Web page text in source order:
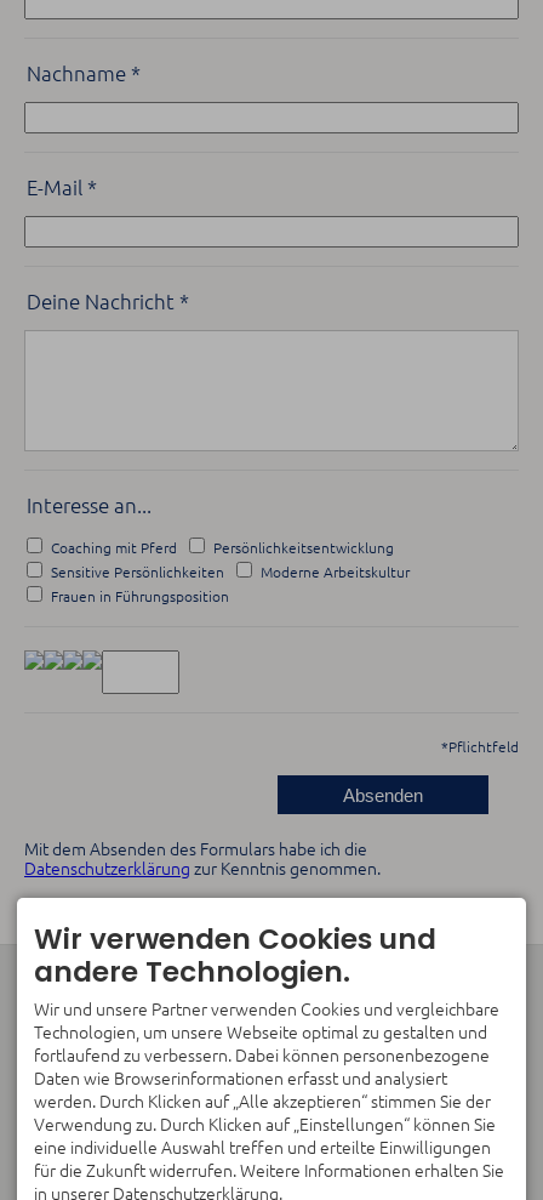
Nachname*
E-Mail *
Deine Nachricht *
Interesse an...
Coaching mit Pferd
Persönlichkeitsentwicklung
Sensitive Persönlichkeiten
Moderne Arbeitskultur
Frauen in Führungsposition
*Pflichtfeld
Mit dem Absenden des Formulars habe ich die
Datenschutzerklärung zur Kenntnis genommen.
KONTAKT
Anja Carretero
Prof.-Angermair-Ring 34
85748 Garching Bei
München
DEUTSCHLAND
info@anja-carretero.de
CLARITY
Coaching für Frauen in
Verantwortung.
Klar bleiben. Auch unter
Druck.
KLARHEIT BEGINNT MIT
EINEM GESPRÄCH.
München | Online
Wir verwenden Cookies und
andere Technologien.
Wir und unsere Partner verwenden Cookies und vergleichbare
Technologien, um unsere Webseite optimal zu gestalten und
fortlaufend zu verbessern. Dabei können personenbezogene
Daten wie Browserinformationen erfasst und analysiert
werden. Durch Klicken auf „Alle akzeptieren“ stimmen Sie der
Verwendung zu. Durch Klicken auf „Einstellungen“ können Sie
eine individuelle Auswahl treffen und erteilte Einwilligungen
für die Zukunft widerrufen. Weitere Informationen erhalten Sie
in unserer Datenschutzerklärung.